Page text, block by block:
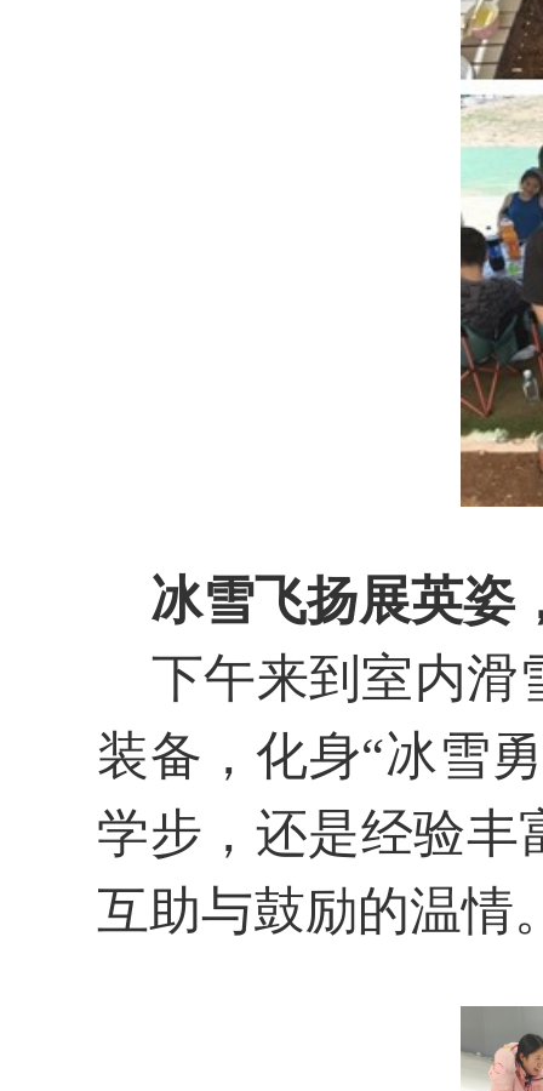
冰雪飞扬展英姿
下午来到 室内滑
装备，化身“冰雪
学步，还是经验丰
互助与鼓励的温情